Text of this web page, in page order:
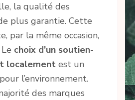
la qualité des
plus garantie. Cette
par la même occasion,
choix d’un soutien-
localement est un
l’environnement.
des marques